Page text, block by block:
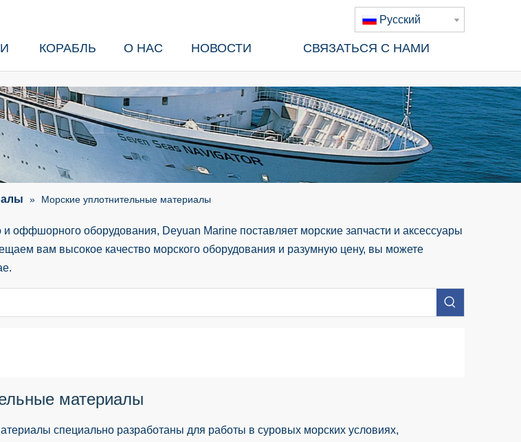
Pусский
КОРАБЛЬ О НАС НОВОСТИ СВЯЗАТЬСЯ С НАМИ
» Морские уплотнительные материалы
оффшорного оборудования, Deyuan Marine поставляет морские запчасти и аксессуары
вам высокое качество морского оборудования и разумную цену, вы можете
материалы
специально разработаны для работы в суровых морских условиях,